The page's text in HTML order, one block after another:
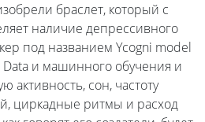
браслет, который с
наличие депрессивного
под названием Ycogni model
Data и машинного обучения и
активность, сон, частоту
циркадные ритмы и расход